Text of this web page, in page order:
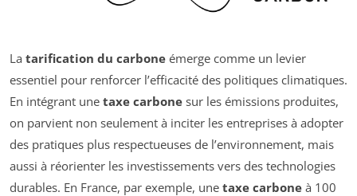
La tarification du carbone émerge comme un levier
essentiel pour renforcer l’efficacité des politiques climatiques.
En intégrant une taxe carbone sur les émissions produites,
on parvient non seulement à inciter les entreprises à adopter
des pratiques plus respectueuses de l’environnement, mais
aussi à réorienter les investissements vers des technologies
durables. En France, par exemple, une taxe carbone à 100